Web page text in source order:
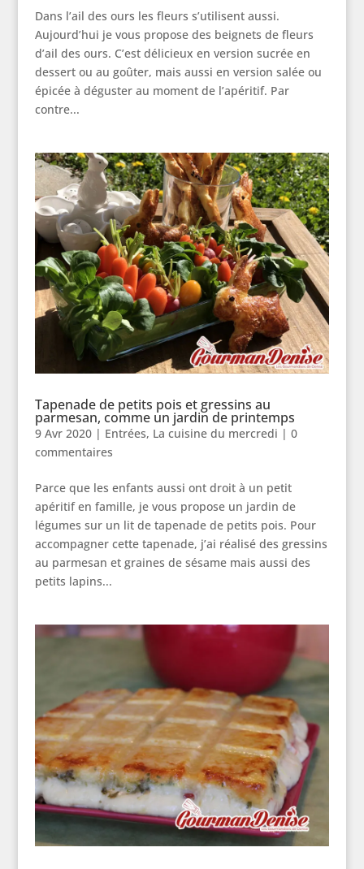
Dans l’ail des ours les fleurs s’utilisent aussi.
Aujourd’hui je vous propose des beignets de fleurs
d’ail des ours. C’est délicieux en version sucrée en
dessert ou au goûter, mais aussi en version salée ou
épicée à déguster au moment de l’apéritif. Par
contre...
Tapenade de petits pois et gressins au
parmesan, comme un jardin de printemps
9 Avr 2020| Entrées, La cuisine du mercredi | 0
commentaires
Parce que les enfants aussi ont droit à un petit
apéritif en famille, je vous propose un jardin de
légumes sur un lit de tapenade de petits pois. Pour
accompagner cette tapenade, j’ai réalisé des gressins
au parmesan et graines de sésame mais aussi des
petits lapins...